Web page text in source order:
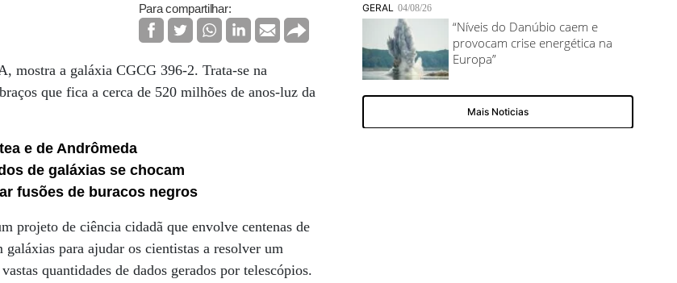
Para compartilhar:
mostra a galáxia CGCG 396-2. Trata-se na
que fica a cerca de 520 milhões de anos-luz da
e de Andrômeda
de galáxias se chocam
fusões de buracos negros
projeto de ciência cidadã que envolve centenas de
para ajudar os cientistas a resolver um
quantidades de dados gerados por telescópios.